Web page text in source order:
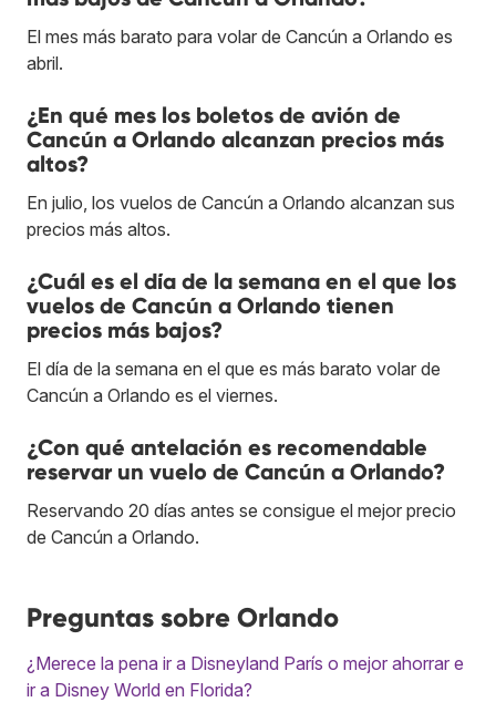
El mes más barato para volar de Cancún a Orlando es
abril.
¿En qué mes los boletos de avión de
Cancún a Orlando alcanzan precios más
altos?
En julio, los vuelos de Cancún a Orlando alcanzan sus
precios más altos.
¿Cuál es el día de la semana en el que los
vuelos de Cancún a Orlando tienen
precios más bajos?
El día de la semana en el que es más barato volar de
Cancún a Orlando es el viernes.
¿Con qué antelación es recomendable
reservar un vuelo de Cancún a Orlando?
Reservando 20 días antes se consigue el mejor precio
de Cancún a Orlando.
Preguntas sobre Orlando
¿Merece la pena ir a Disneyland París o mejor ahorrar e
ir a Disney World en Florida?